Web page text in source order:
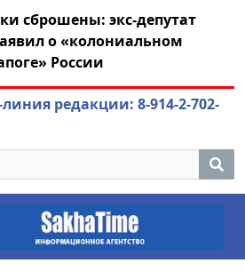
экс-депутат
«колониальном
России
04.08.2026
редакции: 8-914-2-702-